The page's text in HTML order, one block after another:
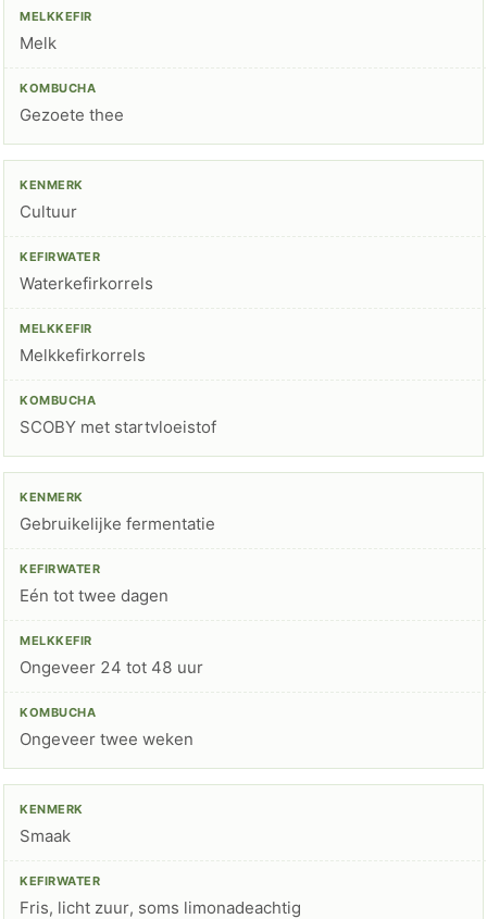
Melk
Gezoete thee
Cultuur
Waterkefirkorrels
Melkkefirkorrels
SCOBY met startvloeistof
Gebruikelijke fermentatie
Eén tot twee dagen
Ongeveer 24 tot 48 uur
Ongeveer twee weken
Smaak
Fris, licht zuur, soms limonadeachtig